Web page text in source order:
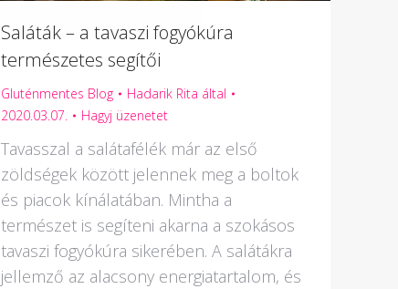
Saláták – a tavaszi fogyókúra
természetes segítői
Gluténmentes Blog Hadarik Rita által
2020.03.07.
Hagyj üzenetet
Tavasszal a salátafélék már az első
zöldségek között jelennek meg a boltok
és piacok kínálatában. Mintha a
természet is segíteni akarna a szokásos
tavaszi fogyókúra sikerében. A salátákra
jellemző az alacsony energiatartalom, és